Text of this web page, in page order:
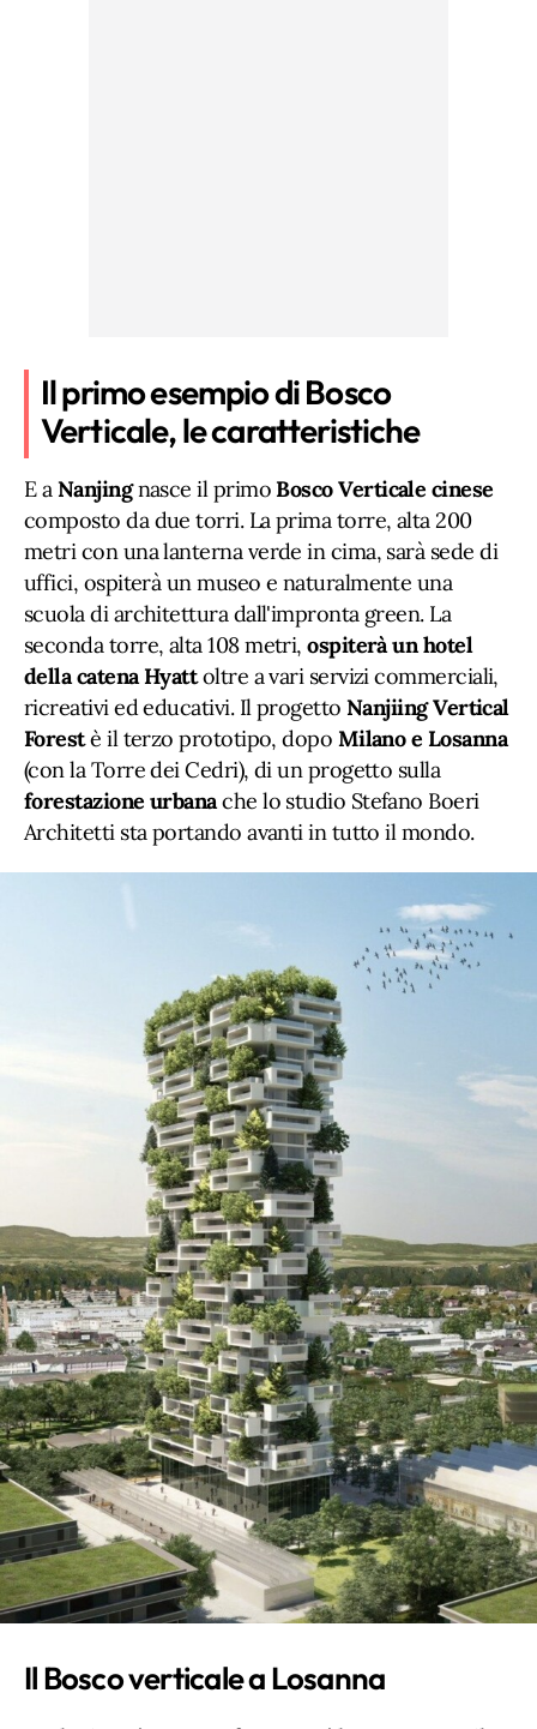
Il primo esempio di Bosco
Verticale, le caratteristiche
E aNanjingnasce il primoBosco Verticale cinese
composto da due torri. La prima torre, alta 200
metri con una lanterna verde in cima, sarà sede di
uffici, ospiterà un museo e naturalmente una
scuola di architettura dall'impronta green. La
seconda torre, alta 108 metri,ospiterà un hotel
della catena Hyattoltre a vari servizi commerciali,
ricreativi ed educativi. Il progettoNanjiing Vertical
Forestè il terzo prototipo, dopo Milano e Losanna
(con la Torre dei Cedri), di un progetto sulla
forestazione urbanache lo studio Stefano Boeri
Architetti sta portando avanti in tutto il mondo.
Il Bosco verticale a Losanna